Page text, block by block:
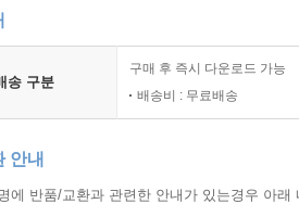
송 구분
구매 후 즉시 다운로드 가능
배송비 : 무료배송
안내
에 반품/교환과 관련한 안내가 있는경우 아